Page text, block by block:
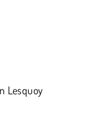
Lesquoy